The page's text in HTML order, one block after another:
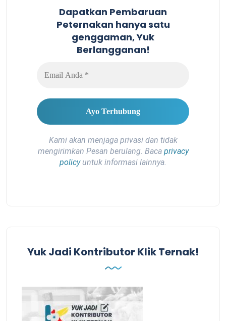
Dapatkan Pembaruan
Peternakan hanya satu
genggaman, Yuk
Berlangganan!
Kami akan menjaga privasi dan tidak
mengirimkan Pesan berulang. Baca privacy
policyuntuk informasi lainnya.
Yuk Jadi Kontributor Klik Ternak!